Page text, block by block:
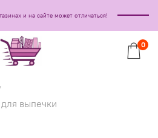
и на сайте может отличаться!
0
выпечки